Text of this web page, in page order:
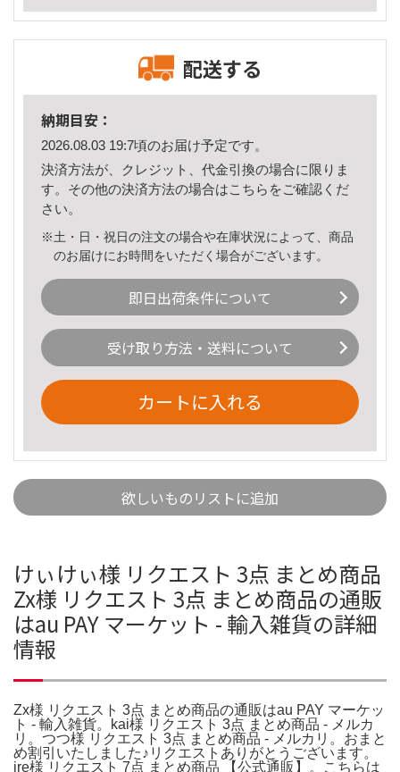
配送する
納期目安：
2026.08.03 19:7頃のお届け予定です。
決済方法が、クレジット、代金引換の場合に限りま
す。その他の決済方法の場合はこちら をご確認くだ
さい。
※土・日・祝日の注文の場合や在庫状況によって、商品
のお届けにお時間をいただく場合がございます。
即日出荷条件について
受け取り方法・送料について
カートに入れる
欲しいものリストに追加
けぃけぃ様 リクエスト 3点 まとめ商品
Zx様 リクエスト 3点 まとめ商品の通販
はau PAY マーケット - 輸入雑貨の詳細
情報
Zx様 リクエスト 3点 まとめ商品の通販はau PAY マーケッ
ト - 輸入雑貨。kai様 リクエスト 3点 まとめ商品 - メルカ
リ。つつ様 リクエスト 3点 まとめ商品 - メルカリ。おまと
め割引いたしました♪リクエストありがとうございます。
ire様 リクエスト 7点 まとめ商品 【公式通販】。こちらは